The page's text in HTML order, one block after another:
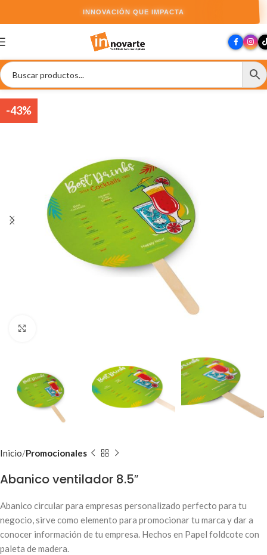
INNOVACIÓN QUE IMPACTA
-43%
Inicio Promocionales
Abanico ventilador 8.5″
Abanico circular para empresas personalizado perfecto para tu
negocio, sirve como elemento para promocionar tu marca y dar a
conocer información de tu empresa. Hechos en Papel foldcote con
paleta de madera.